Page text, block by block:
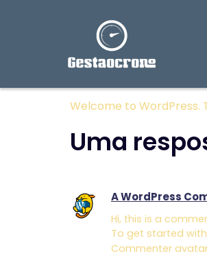
Welcome to WordPress.
Uma
A WordPress
Hi, this is a
To get started
Commenter